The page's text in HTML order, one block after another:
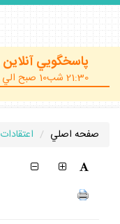
پاسخگويي آنلاين
21:30 شب10 صبح الي 11:30 ظهر)
صفحه اصلي اعتقادات